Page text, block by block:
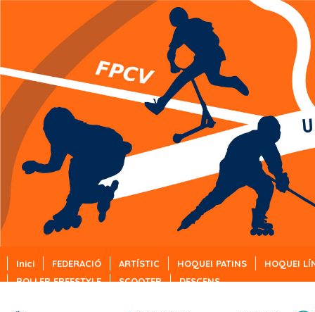
Inici FEDERACIÓ ARTÍSTIC HOQUEI PATINS
HOQUEI
ROLLER FREESTYLE
SCOOTER DESCENS